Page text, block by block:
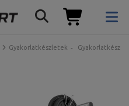
Gyakorlatkészletek